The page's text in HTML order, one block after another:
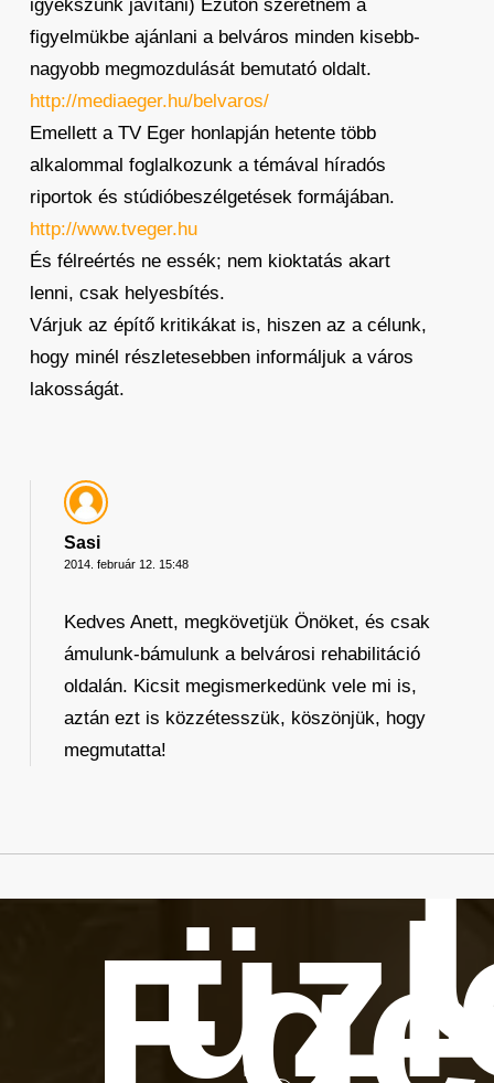
igyekszünk javítani) Ezúton szeretném a
figyelmükbe ajánlani a belváros minden kisebb-
nagyobb megmozdulását bemutató oldalt.
http://mediaeger.hu/belvaros/
Emellett a TV Eger honlapján hetente több
alkalommal foglalkozunk a témával híradós
riportok és stúdióbeszélgetések formájában.
http://www.tveger.hu
És félreértés ne essék; nem kioktatás akart
lenni, csak helyesbítés.
Várjuk az építő kritikákat is, hiszen az a célunk,
hogy minél részletesebben informáljuk a város
lakosságát.
Sasi
2014. február 12. 15:48
Kedves Anett, megkövetjük Önöket, és csak
ámulunk-bámulunk a belvárosi rehabilitáció
oldalán. Kicsit megismerkedünk vele mi is,
aztán ezt is közzétesszük, köszönjük, hogy
megmutatta!